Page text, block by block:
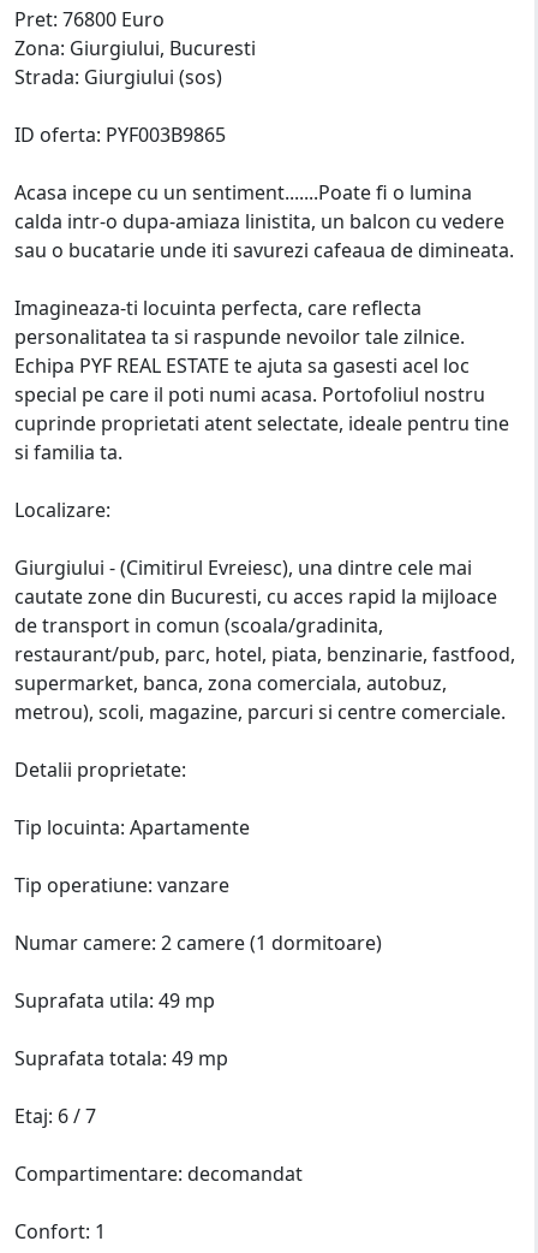
Pret: 76800 Euro
Zona: Giurgiului, Bucuresti
Strada: Giurgiului (sos)
ID oferta: PYF003B9865
Acasa incepe cu un sentiment.......Poate fi o lumina
calda intr-o dupa-amiaza linistita, un balcon cu vedere
sau o bucatarie unde iti savurezi cafeaua de dimineata.
Imagineaza-ti locuinta perfecta, care reflecta
personalitatea ta si raspunde nevoilor tale zilnice.
Echipa PYF REAL ESTATE te ajuta sa gasesti acel loc
special pe care il poti numi acasa. Portofoliul nostru
cuprinde proprietati atent selectate, ideale pentru tine
si familia ta.
Localizare:
Giurgiului - (Cimitirul Evreiesc), una dintre cele mai
cautate zone din Bucuresti, cu acces rapid la mijloace
de transport in comun (scoala/gradinita,
restaurant/pub, parc, hotel, piata, benzinarie, fastfood,
supermarket, banca, zona comerciala, autobuz,
metrou), scoli, magazine, parcuri si centre comerciale.
Detalii proprietate:
Tip locuinta: Apartamente
Tip operatiune: vanzare
Numar camere: 2 camere (1 dormitoare)
Suprafata utila: 49 mp
Suprafata totala: 49 mp
Etaj: 6 / 7
Compartimentare: decomandat
Confort: 1